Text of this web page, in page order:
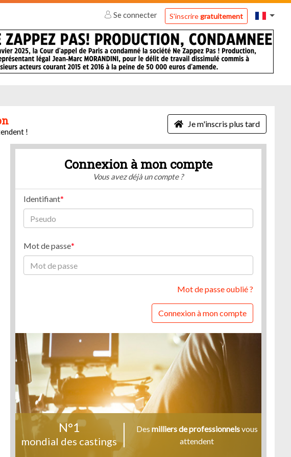
Se connecter S'inscriregratuitement
!
Je m'inscris plus tard
Connexion à mon compte
Vous avez déjà un compte ?
Identifiant
Mot de passe
Mot de passe oublié ?
Connexion à mon compte
N°1
mondial des castings
Des milliers de professionnelsvous
attendent